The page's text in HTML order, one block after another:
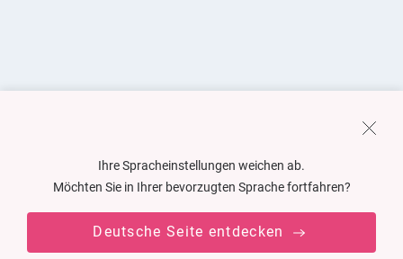
Ihre Spracheinstellungen weichen ab.
Möchten Sie in Ihrer bevorzugten Sprache fortfahren?
Deutsche Seite entdecken